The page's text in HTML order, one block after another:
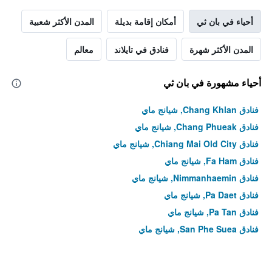
أحياء في بان ثي أمكان إقامة بديلة المدن الأكثر شعبية
المدن الأكثر شهرة فنادق في تايلاند معالم
أحياء مشهورة في بان ثي
فنادق Chang Khlan, شيانج ماي
فنادق Chang Phueak, شيانج ماي
فنادق Chiang Mai Old City, شيانج ماي
فنادق Fa Ham, شيانج ماي
فنادق Nimmanhaemin, شيانج ماي
فنادق Pa Daet, شيانج ماي
فنادق Pa Tan, شيانج ماي
فنادق San Phe Suea, شيانج ماي